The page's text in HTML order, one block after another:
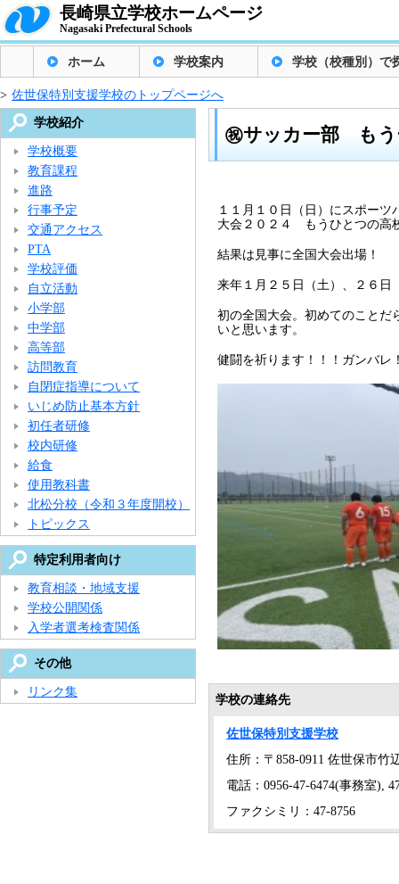
長崎県立学校ホームページ
Nagasaki Prefectural Schools
ホーム 学校案内 学校（校種別）で
> 佐世保特別支援学校のトップページへ
㊗サッカー部 も
１１月１０日（日）にスポー
大会２０２４ もうひとつの高
結果は見事に全国大会出場！
来年１月２５日（土）、２６日
初の全国大会。初めてのことだ
いと思います。
健闘を祈ります！！！ガンバレ
学校の連絡先
佐世保特別支援学校
住所：〒858-0911 佐世保市竹
電話：0956-47-6474(事務室),
ファクシミリ：47-8756
学校紹介
学校概要
教育課程
進路
行事予定
交通アクセス
PTA
学校評価
自立活動
小学部
中学部
高等部
訪問教育
自閉症指導について
いじめ防止基本方針
初任者研修
校内研修
給食
使用教科書
北松分校（令和３年度開校）
トピックス
特定利用者向け
教育相談・地域支援
学校公開関係
入学者選考検査関係
その他
リンク集